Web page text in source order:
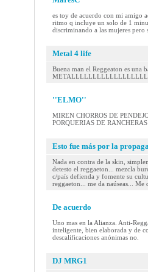
es toy de acuerdo con mi amigo
ritmo q incluye un solo de 1
discriminando a las mujeres pero
Metal 4 life
Buena man el Reggeaton es
''ELMO''
MIREN CHORROS DE
PORQUERIAS DE
Esto fue más por la
Nada en contra de la skin,
detesto el reggaeton... mezcla
c/país defienda y fomente su
reggaeton... me da naúseas...
De acuerdo
Uno mas en la Alianza. Anti-
inteligente, bien elaborada y de
descalificaciones anónimas no.
DJ MRG1